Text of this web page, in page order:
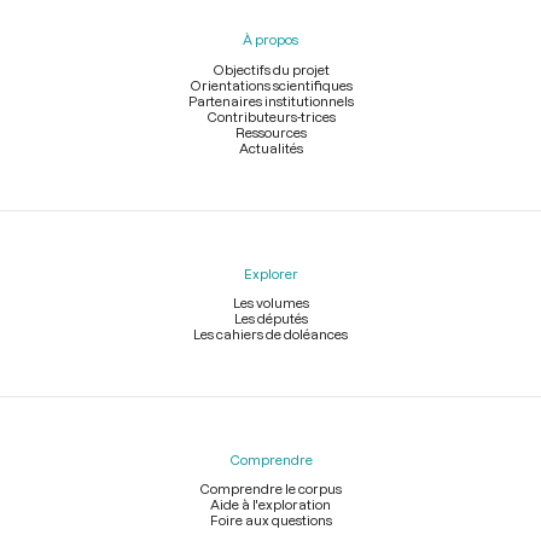
À propos
Objectifs du projet
Orientations scientifiques
Partenaires institutionnels
Contributeurs-trices
Ressources
Actualités
Explorer
Les volumes
Les députés
Les cahiers de doléances
Comprendre
Comprendre le corpus
Aide à l'exploration
Foire aux questions